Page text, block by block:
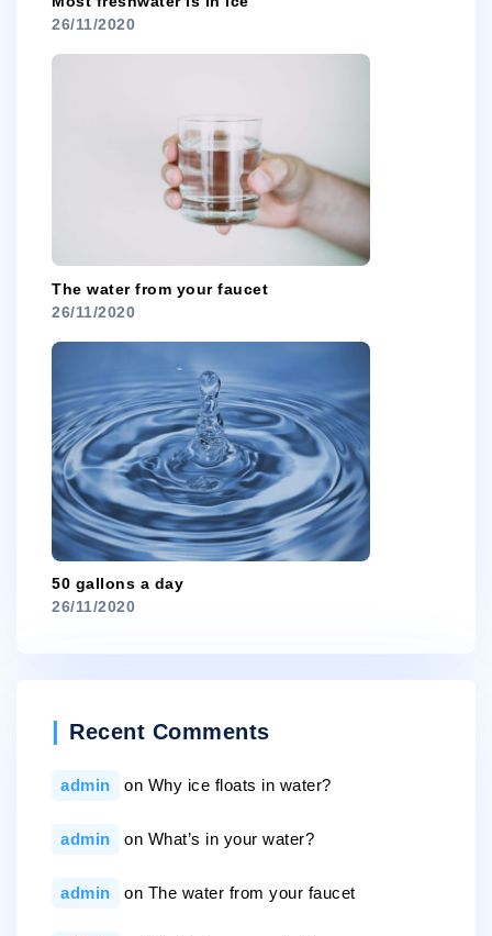
26/11/2020
The water from your faucet
26/11/2020
50 gallons a day
26/11/2020
Recent Comments
admin on Why ice floats in water?
admin on What’s in your water?
admin on The water from your faucet